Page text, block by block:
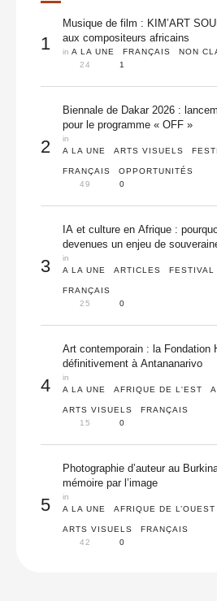
1
Musique de film : KIM’ART
aux compositeurs africains
in A LA UNE FRANÇAIS NON
24
1
2
Biennale de Dakar 2026 :
pour le programme « OFF »
in
A LA UNE
ARTS VISUELS
FRANÇAIS
OPPORTUNITÉS
49
0
3
IA et culture en Afrique :
devenues un enjeu de
in
A LA UNE
ARTICLES FESTIVAL
FRANÇAIS
25
0
4
Art contemporain : la Fondation
définitivement à Antananarivo
in
A LA UNE
AFRIQUE DE L'EST
ARTS VISUELS
FRANÇAIS
15
0
5
Photographie d’auteur au
mémoire par l’image
in
A LA UNE
AFRIQUE DE L’OUEST
ARTS VISUELS
FRANÇAIS
42
0